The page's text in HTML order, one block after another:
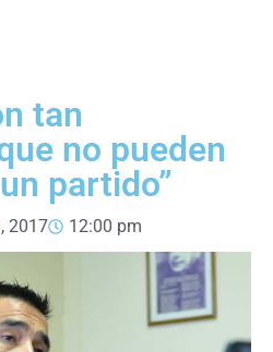
tan
no pueden
partido”
2017 12:00 pm